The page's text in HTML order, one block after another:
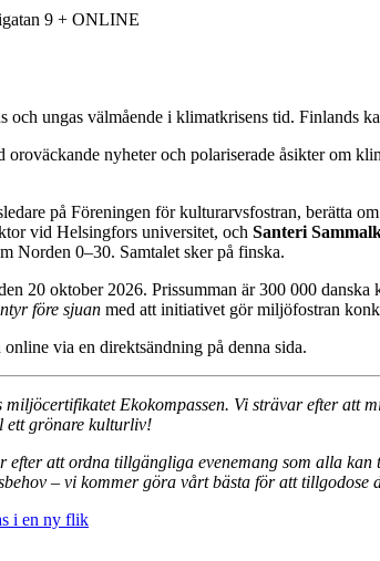
9 + ONLINE
och ungas välmående i klimatkrisens tid. Finlands
oroväckande nyheter och polariserade åsikter om
på Föreningen för kulturarvsfostran, berätta
vid Helsingfors universitet, och Santeri
Norden 0–30. Samtalet sker på finska.
20 oktober 2026. Prissumman är 300 000
före sjuan med att initiativet gör miljöfostran
via en direktsändning på denna sida.
Ekokompassen. Vi strävar efter att
ett grönare kulturliv!
efter att ordna tillgängliga evenemang som alla
– vi kommer göra vårt bästa för att tillgodose
i en ny flik